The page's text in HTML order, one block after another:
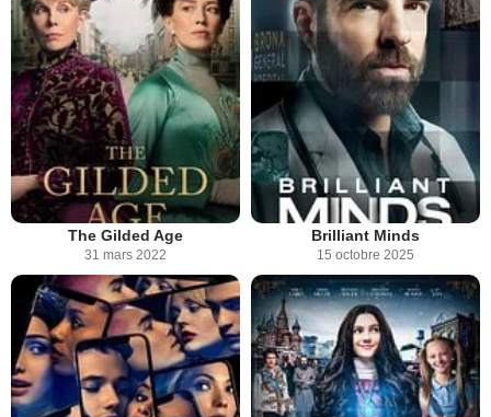
The Gilded Age
31 mars 2022
Brilliant Minds
15 octobre 2025